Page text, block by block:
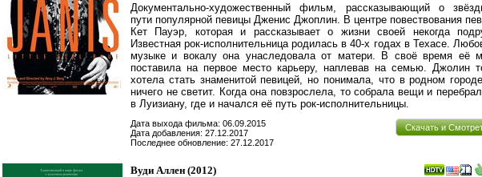
Документально-художественный фильм, рассказывающий о
пути популярной певицы Дженис Джоплин. В центре повествования
Кет Пауэр, которая и рассказывает о жизни своей некогда
Известная рок-исполнительница родилась в 40-х годах в Техасе.
музыке и вокалу она унаследовала от матери. В своё время её
поставила на первое место карьеру, наплевав на семью. Джолин
хотела стать знаменитой певицей, но понимала, что в родном
ничего не светит. Когда она повзрослела, то собрала вещи и
в Луизиану, где и начался её путь рок-исполнительницы.
Скачать и
Дата выхода фильма: 06.09.2015
Дата добавления: 27.12.2017
Последнее обновление: 27.12.2017
Вуди Аллен (2012)